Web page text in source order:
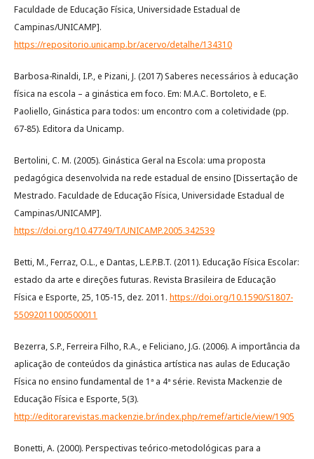
Faculdade de Educação Física, Universidade Estadual de
Campinas/UNICAMP].
https://repositorio.unicamp.br/acervo/detalhe/134310
Barbosa-Rinaldi, I.P., e Pizani, J. (2017) Saberes necessários à educação
física na escola – a ginástica em foco. Em: M.A.C. Bortoleto, e E.
Paoliello, Ginástica para todos: um encontro com a coletividade (pp.
67-85). Editora da Unicamp.
Bertolini, C. M. (2005). Ginástica Geral na Escola: uma proposta
pedagógica desenvolvida na rede estadual de ensino [Dissertação de
Mestrado. Faculdade de Educação Física, Universidade Estadual de
Campinas/UNICAMP].
https://doi.org/10.47749/T/UNICAMP.2005.342539
Betti, M., Ferraz, O.L., e Dantas, L.E.P.B.T. (2011). Educação Física Escolar:
estado da arte e direções futuras. Revista Brasileira de Educação
Física e Esporte, 25, 105-15, dez. 2011. https://doi.org/10.1590/S1807-
55092011000500011
Bezerra, S.P., Ferreira Filho, R.A., e Feliciano, J.G. (2006). A importância da
aplicação de conteúdos da ginástica artística nas aulas de Educação
Física no ensino fundamental de 1ª a 4ª série. Revista Mackenzie de
Educação Física e Esporte, 5(3).
http://editorarevistas.mackenzie.br/index.php/remef/article/view/1905
Bonetti, A. (2000). Perspectivas teórico-metodológicas para a